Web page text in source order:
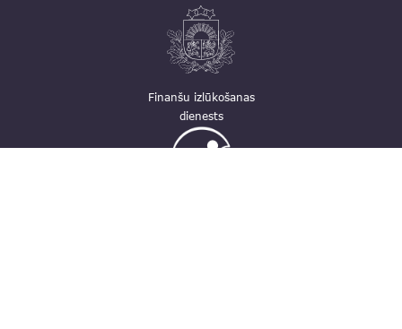
Finanšu izlūkošanas
dienests